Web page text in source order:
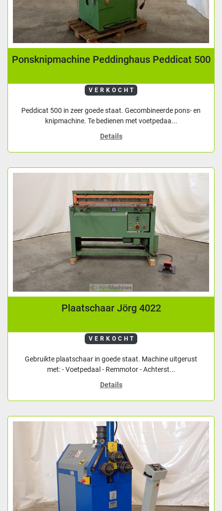
Ponsknipmachine Peddinghaus Peddicat 500
VERKOCHT
Peddicat 500 in zeer goede staat. Gecombineerde pons- en
knipmachine. Te bedienen met voetpedaa...
Details
Plaatschaar Jörg 4022
VERKOCHT
Gebruikte plaatschaar in goede staat. Machine uitgerust
met: - Voetpedaal - Remmotor - Achterst...
Details